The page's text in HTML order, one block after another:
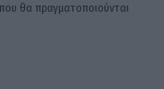
θα πραγματοποιούνται